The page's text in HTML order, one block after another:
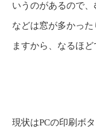
いうのがあるので
などは窓が多かっ
ますから、なるほど
現状はPCの印刷ボ